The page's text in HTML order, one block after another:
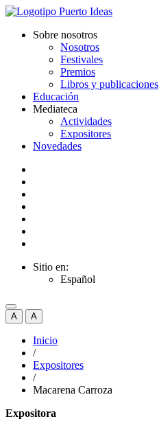
Sobre nosotros
Nosotros
Festivales
Premios
Libros y publicaciones
Educación
Mediateca
Actividades
Expositores
Novedades
Sitio en:
Español
A A
Inicio
/
Expositores
/
Macarena Carroza
Expositora